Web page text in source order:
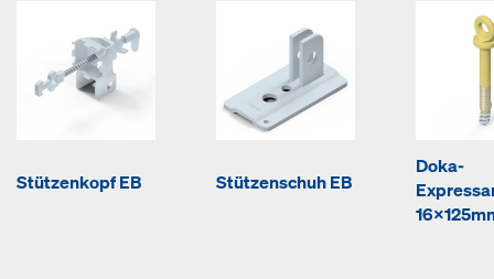
Stützenkopf EB Stützenschuh EB
Doka-